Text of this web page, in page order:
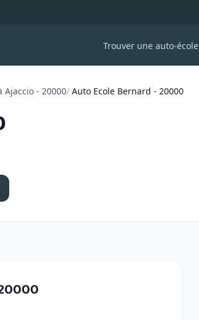
Trouver une auto-école
Ajaccio - 20000/ Auto Ecole Bernard - 20000